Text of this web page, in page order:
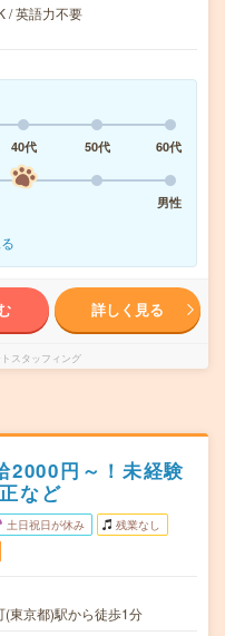
/ 英語力不要
40代 50代
60代
男性
詳しく見る
スタッフィング
2000円～！未経験
など
土日祝日が休み 残業なし
東京都)駅から徒歩1分